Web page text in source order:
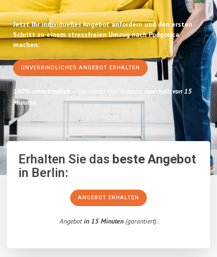
Jetzt Ihr individuelles Angebot anfordern und den ersten
Schritt zu einem stressfreien Umzug nach Podgorica
machen:
UNVERBINDLICHES ANGEBOT ERHALTEN
100% unverbindlich – Garantiert eine Antwort innerhalb von 15
Minuten.
Erhalten Sie dasbeste Angebot
in Berlin:
ANGEBOT ERHALTEN
Angebotin 15 Minuten(garantiert).